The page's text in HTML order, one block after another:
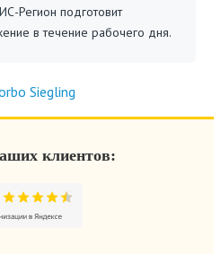
Регион подготовит
в течение рабочего дня.
Siegling
клиентов: